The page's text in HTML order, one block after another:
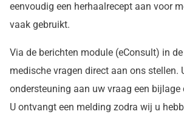
eenvoudig een herhaalrecept aan voor
vaak gebruikt.
Via de berichten module (eConsult) in
medische vragen direct aan ons stellen.
ondersteuning aan uw vraag een
U ontvangt een melding zodra wij u